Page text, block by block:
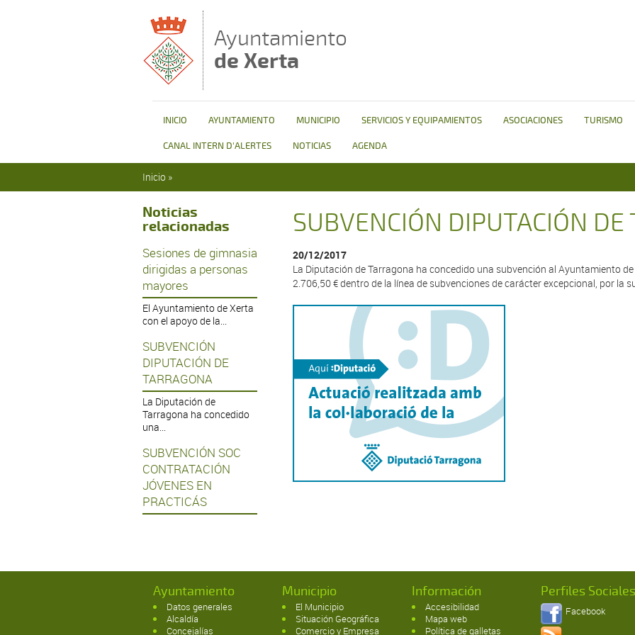
Ayuntamiento
de Xerta
INICIO AYUNTAMIENTO MUNICIPIO SERVICIOS Y EQUIPAMIENTOS ASOCIACIONES TURISMO
CANAL INTERN D'ALERTES NOTICIAS AGENDA
Se encuentra usted aquí
Inicio »
Noticias
relacionadas
Sesiones de gimnasia
dirigidas a personas
mayores
El Ayuntamiento de Xerta
con el apoyo de la...
SUBVENCIÓN
DIPUTACIÓN DE
TARRAGONA
La Diputación de
Tarragona ha concedido
una...
SUBVENCIÓN SOC
CONTRATACIÓN
JÓVENES EN
PRACTICÁS
SUBVENCIÓN DIPUTACIÓN DE
20/12/2017
La Diputación de Tarragona ha concedido una subvención al Ayuntamiento de
2.706,50 € dentro de la línea de subvenciones de carácter excepcional, por la
Ayuntamiento
Datos generales
Alcaldía
Concejalías
Municipio
El Municipio
Situación Geográfica
Comercio y Empresa
Información
Accesibilidad
Mapa web
Política de galletas
Perfiles
Facebook